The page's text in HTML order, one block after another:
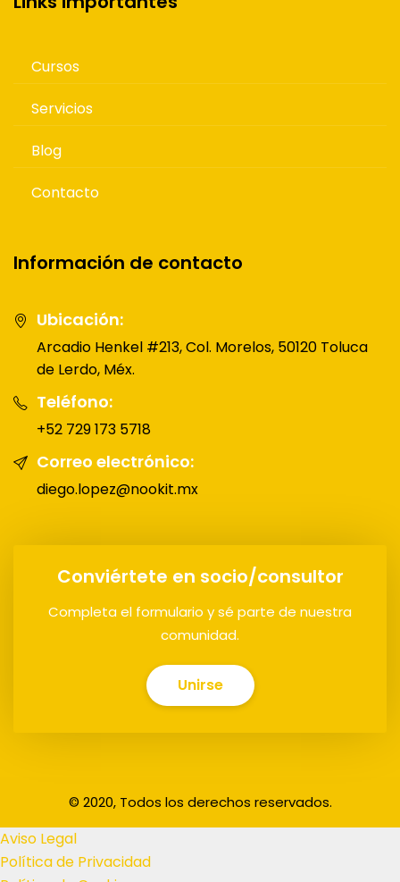
Cursos
Servicios
Blog
Contacto
Información de contacto
Ubicación:
Arcadio Henkel #213, Col. Morelos, 50120 Toluca
de Lerdo, Méx.
Teléfono:
+52 729 173 5718
Correo electrónico:
diego.lopez@nookit.mx
Conviértete en socio/consultor
Completa el formulario y sé parte de nuestra
comunidad.
Unirse
© 2020, Todos los derechos reservados.
Aviso Legal
Política de Privacidad